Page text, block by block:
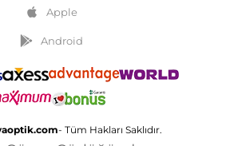
Apple
Android
- Tüm Hakları Saklıdır.